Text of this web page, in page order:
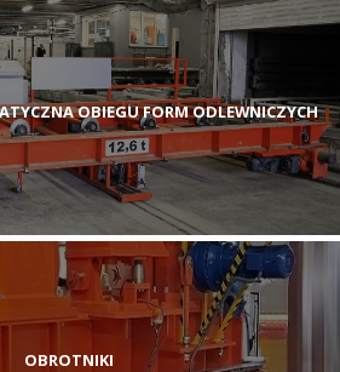
OBIEGU FORM ODLEWNICZYCH
OBROTNIKI